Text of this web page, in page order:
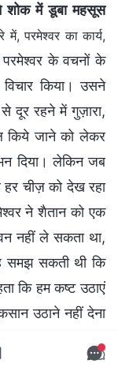
शोक में डूबा महसूस
परमेश्वर का कार्य,
परमेश्वर के वचनों के
किया। उसने
दूर रहने में गुज़ारा,
किये जाने को लेकर
दिया। लेकिन जब
हर चीज़ को देख रहा
ने शैतान को एक
नहीं ले सकता था,
समझ सकती थी कि
कि हम कष्ट उठाएं
उठाने नहीं देना
को दे। परमेश्वर ने